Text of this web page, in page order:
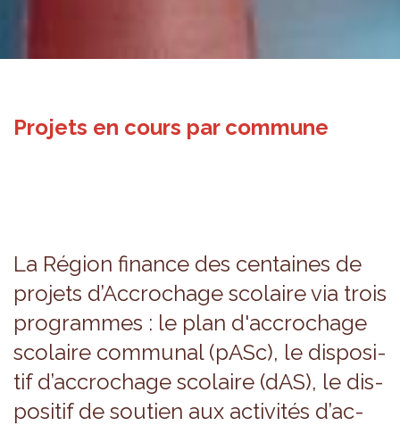
Projets en cours par commune
La Région finance des cen­taines de
pro­jets d’Ac­cro­chage sco­laire via trois
pro­grammes : le plan d'ac­cro­chage
sco­laire com­mu­nal (pASc), le dis­po­si­
tif d’ac­cro­chage sco­laire (dAS), le dis­
po­si­tif de sou­tien aux acti­vi­tés d’ac­